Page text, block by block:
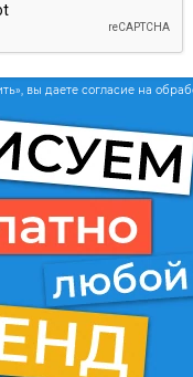
вы даете согласие на